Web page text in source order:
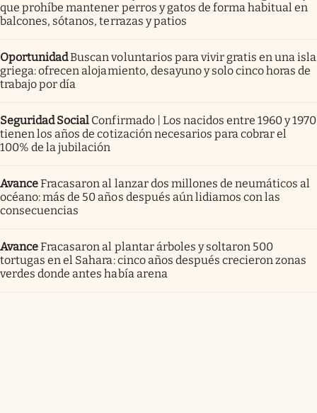
que prohíbe mantener perros y gatos de forma habitual en
balcones, sótanos, terrazas y patios
OportunidadBuscan voluntarios para vivir gratis en una isla
griega: ofrecen alojamiento, desayuno y solo cinco horas de
trabajo por día
Seguridad Social Confirmado | Los nacidos entre 1960 y 1970
tienen los años de cotización necesarios para cobrar el
100% de la jubilación
AvanceFracasaron al lanzar dos millones de neumáticos al
océano: más de 50 años después aún lidiamos con las
consecuencias
AvanceFracasaron al plantar árboles y soltaron 500
tortugas en el Sahara: cinco años después crecieron zonas
verdes donde antes había arena